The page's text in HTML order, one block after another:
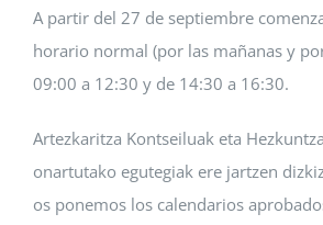
A partir del 27 de septiembre
horario normal (por las mañanas y
09:00 a 12:30 y de 14:30 a 16:30.
Artezkaritza Kontseiluak eta
onartutako egutegiak ere jartzen
os ponemos los calendarios